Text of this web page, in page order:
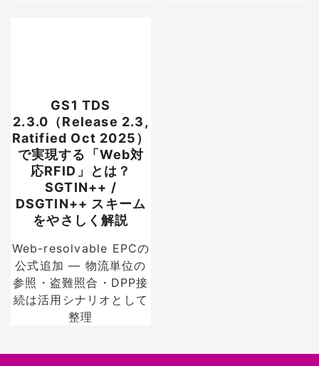
GS1 TDS
2.3.0（Release 2.3,
Ratified Oct 2025）
で実現する「Web対
応RFID」とは？
SGTIN++ /
DSGTIN++ スキーム
をやさしく解説
Web-resolvable EPCの
公式追加 — 物流単位の
参照・盗難照合・DPP接
続は活用シナリオとして
整理